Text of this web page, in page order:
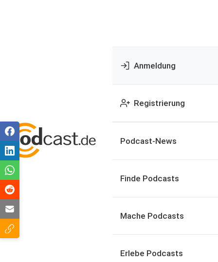
Anmeldung
Registrierung
Podcast-News
Finde Podcasts
Mache Podcasts
Erlebe Podcasts